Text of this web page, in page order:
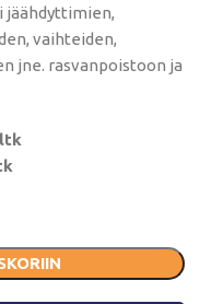
jäähdyttimien,
vaihteiden,
jne. rasvanpoistoon ja